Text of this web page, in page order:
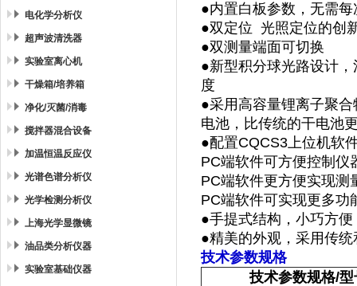
电化学分析仪
超声波清洗器
实验室离心机
干燥箱/培养箱
净化/灭菌/消毒
搅拌器混合设备
加温恒温反应仪
光谱色谱分析仪
光学检测分析仪
上海光学显微镜
油品类分析仪器
实验室基础仪器
●内置白板参数，无需
●双定位 光照定位的创
●双测量端面可切换
●新型积分球光路设计
度
●采用高容量锂离子聚
电池，比传统的干电池
●配置CQCS3上位机软
PC端软件可方便控制仪
PC端软件更方便实现测
PC端软件可实现更多功
●手提式结构，小巧方
●精美的外观，采用传
技术参数规格
技术参数规格/型